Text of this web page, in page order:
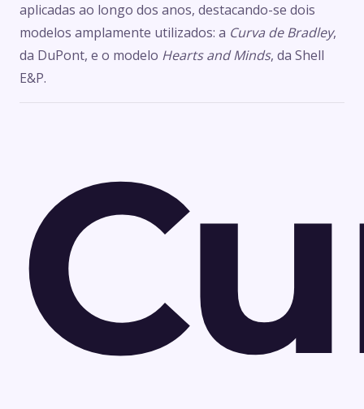
aplicadas ao longo dos anos, destacando-se dois
modelos amplamente utilizados: a Curva de Bradley,
da DuPont, e o modelo Hearts and Minds, da Shell
E&P.